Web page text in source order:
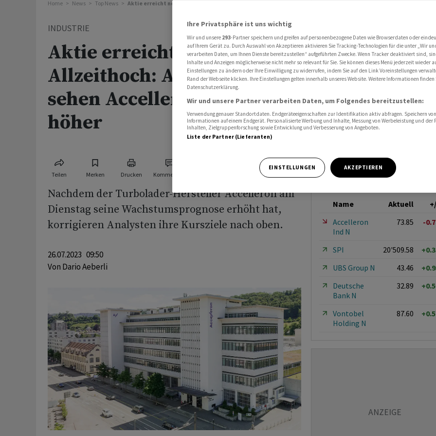
Home News Top News Aktie erreicht neues Allzeithoch: Analysten sehen Accelleron noch höher
INDUSTRIE
Aktie erreicht neues
Allzeithoch: Analysten
sehen Accelleron noch
höher
Teilen Merken Drucken Kommentare
Nachdem der Turbolader-Hersteller Accelleron am
Dienstag seine Wachstumsprognose erhöht hat,
korrigieren Analysten ihre Kursziele nach oben.
26.07.2023 09:50
Von Dario Aeberli
Name Aktuell
Accelleron
Ind N
73.85 -
SPI 20'509.58
UBS Group N
43.46
Deutsche
Bank N
32.89
Vontobel
Holding N
87.60
Ihre Privatsphäre ist uns wichtig
Wir und unsere 293-Partner speichern und greifen auf personenbezogene Daten wie Browserdaten oder
auf Ihrem Gerät zu. Durch Auswahl von Akzeptieren aktivieren Sie Tracking-Technologien für die unter „Wir
verarbeiten Daten, um Ihnen Dienste bereitzustellen“ aufgeführten Zwecke. Wenn Tracker deaktiviert sind,
Inhalte und Anzeigen möglicherweise nicht mehr so relevant für Sie. Sie können dieses Menü jederzeit wieder
Einstellungen zu ändern oder Ihre Einwilligung zu widerrufen, indem Sie auf den Link Voreinstellungen
Rand der Webseite klicken. Ihre Einstellungen gelten innerhalb unseres Website. Weitere Informationen finden
Datenschutzerklärung.
Wir und unsere Partner verarbeiten Daten, um Folgendes bereitzustellen:
Verwendung genauer Standortdaten. Endgeräteeigenschaften zur Identifikation aktiv abfragen. Speichern
Informationen auf einem Endgerät. Personalisierte Werbung und Inhalte, Messung von Werbeleistung und der
Inhalten, Zielgruppenforschung sowie Entwicklung und Verbesserung von Angeboten.
Liste der Partner (Lieferanten)
EINSTELLUNGEN AKZEPTIEREN